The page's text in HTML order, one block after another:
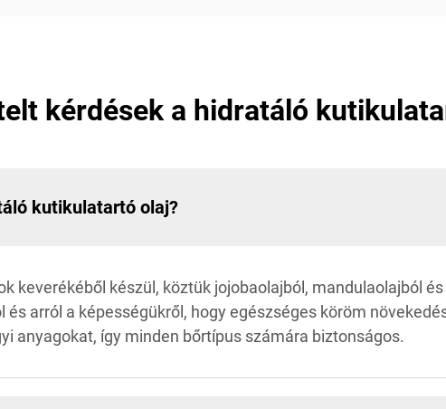
kérdések a hidratáló
kutikulatartó olaj?
keverékéből készül, köztük jojobaolajból, mandulaolajból és
arról a képességükről, hogy egészséges köröm
anyagokat, így minden bőrtípus számára biztonságos.